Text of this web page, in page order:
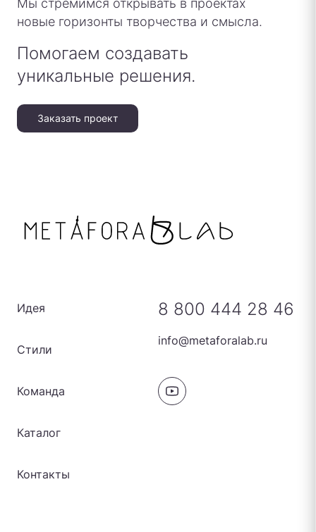
Мы стремимся открывать в проектах
новые горизонты творчества и смысла.
Помогаем создавать
уникальные решения.
Заказать проект
Идея
Стили
Команда
Каталог
Контакты
8 800 444 28 46
info@metaforalab.ru